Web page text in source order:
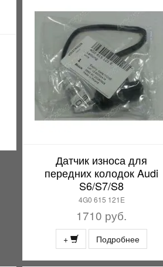
Датчик износа для
передних колодок Audi
S6/S7/S8
4G0 615 121E
1710 руб.
+ Подробнее